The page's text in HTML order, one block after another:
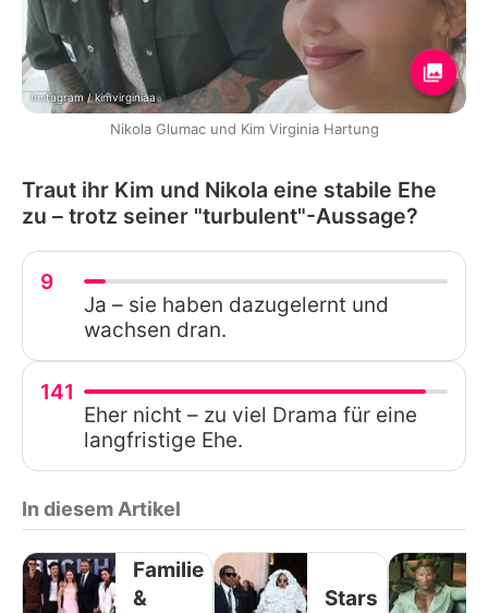
Instagram / kimvirginiaa
Nikola Glumac und Kim Virginia Hartung
Traut ihr Kim und Nikola eine stabile Ehe
zu – trotz seiner "turbulent"-Aussage?
9
Ja – sie haben dazugelernt und
wachsen dran.
141
Eher nicht – zu viel Drama für eine
langfristige Ehe.
In diesem Artikel
Familie
&
Stars